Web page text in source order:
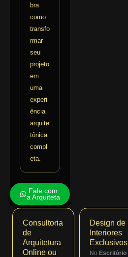
bra
como
transfo
rmar
seu
projeto
em
uma
experi
ência
arquite
tônica
compl
eta.
Fale com
a Arquiteta
Consultoria
de
Arquitetura
Online ou
Design de
Interiores
Exclusivos
No Escritório